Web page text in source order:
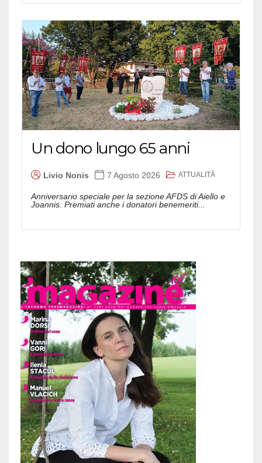
Un dono lungo 65 anni
Livio Nonis 7 Agosto 2026 ATTUALITÀ
Anniversario speciale per la sezione AFDS di Aiello e
Joannis. Premiati anche i donatori benemeriti...